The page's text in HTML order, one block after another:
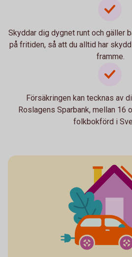
Skyddar dig dygnet runt och gäller
på fritiden, så att du alltid har
framme.
Försäkringen kan tecknas av
Roslagens Sparbank, mellan 16
folkbokförd i